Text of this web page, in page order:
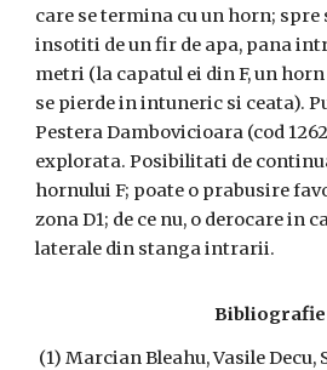
care se termina cu un horn; spre
insotiti de un fir de apa, pana
metri (la capatul ei din F, un
se pierde in intuneric si ceata).
Pestera Dambovicioara (cod
explorata. Posibilitati de
hornului F; poate o prabusire
zona D1; de ce nu, o derocare in
laterale din stanga intrarii.
Bibliografie
(1) Marcian Bleahu, Vasile Decu,